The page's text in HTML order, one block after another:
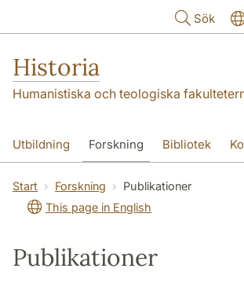
Sök
Historia
Humanistiska och teologiska
Utbildning Forskning Bibliotek
Om oss
Start Forskning
Publikationer
This page in English
Publikationer